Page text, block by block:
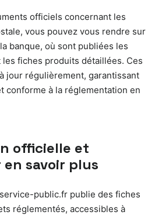
officiels concernant les
vous pouvez vous rendre sur
banque, où sont publiées les
fiches produits détaillées. Ces
jour régulièrement, garantissant
conforme à la réglementation en
officielle et
savoir plus
public.fr publie des fiches
réglementés, accessibles à